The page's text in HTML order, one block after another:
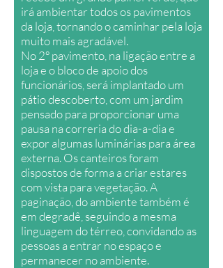
irá ambientar todos os pavimentos
da loja, tornando o caminhar pela loja
muito mais agradável.
No 2º pavimento, na ligação entre a
loja e o bloco de apoio dos
funcionários, será implantado um
pátio descoberto, com um jardim
pensado para proporcionar uma
pausa na correria do dia-a-dia e
expor algumas luminárias para área
externa. Os canteiros foram
dispostos de forma a criar estares
com vista para vegetação. A
paginação, do ambiente também é
em degradê, seguindo a mesma
linguagem do térreo, convidando as
pessoas a entrar no espaço e
permanecer no ambiente.